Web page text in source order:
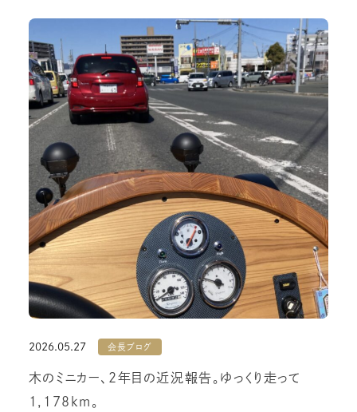
2026.05.27 会長ブログ
木のミニカー、2年目の近況報告。ゆっくり走って
1,178km。